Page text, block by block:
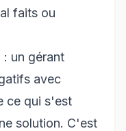
faits ou
: un gérant
avec
ce qui s'est
solution. C'est